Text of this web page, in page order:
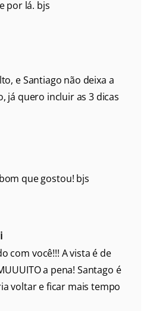
por lá. bjs
e Santiago não deixa a
já quero incluir as 3 dicas
que gostou! bjs
com você!!! A vista é de
a pena! Santago é
voltar e ficar mais tempo